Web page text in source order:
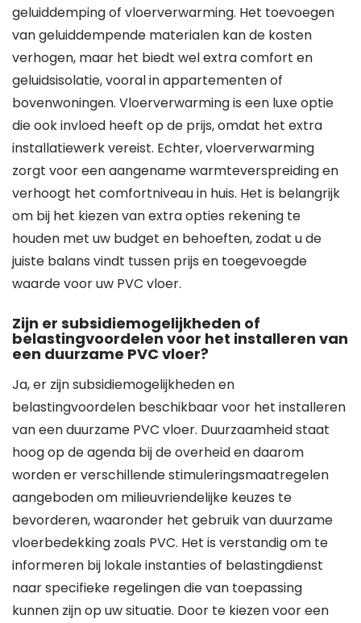
geluiddemping of vloerverwarming. Het toevoegen
van geluiddempende materialen kan de kosten
verhogen, maar het biedt wel extra comfort en
geluidsisolatie, vooral in appartementen of
bovenwoningen. Vloerverwarming is een luxe optie
die ook invloed heeft op de prijs, omdat het extra
installatiewerk vereist. Echter, vloerverwarming
zorgt voor een aangename warmteverspreiding en
verhoogt het comfortniveau in huis. Het is belangrijk
om bij het kiezen van extra opties rekening te
houden met uw budget en behoeften, zodat u de
juiste balans vindt tussen prijs en toegevoegde
waarde voor uw PVC vloer.
Zijn er subsidiemogelijkheden of
belastingvoordelen voor het installeren van
een duurzame PVC vloer?
Ja, er zijn subsidiemogelijkheden en
belastingvoordelen beschikbaar voor het installeren
van een duurzame PVC vloer. Duurzaamheid staat
hoog op de agenda bij de overheid en daarom
worden er verschillende stimuleringsmaatregelen
aangeboden om milieuvriendelijke keuzes te
bevorderen, waaronder het gebruik van duurzame
vloerbedekking zoals PVC. Het is verstandig om te
informeren bij lokale instanties of belastingdienst
naar specifieke regelingen die van toepassing
kunnen zijn op uw situatie. Door te kiezen voor een